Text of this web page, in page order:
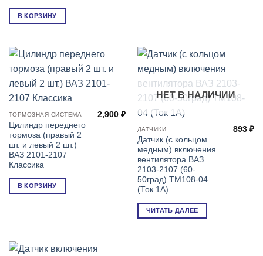
В КОРЗИНУ
ТОРМОЗНАЯ СИСТЕМА
Цилиндр переднего
тормоза (правый 2
шт. и левый 2 шт.)
ВАЗ 2101-2107
Классика
2,900₽
В КОРЗИНУ
НЕТ В НАЛИЧИИ
ДАТЧИКИ
Датчик (с кольцом
медным) включения
вентилятора ВАЗ
2103-2107 (60-
50град) ТМ108-04
(Ток 1А)
893₽
ЧИТАТЬ ДАЛЕЕ